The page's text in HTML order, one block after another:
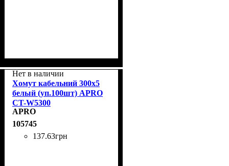
Нет в наличии
Хомут кабельний 300x5
белый (уп.100шт) APRO
CT-W5300
APRO
105745
137.63грн